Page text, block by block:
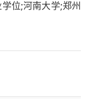
位;河南大学;郑州